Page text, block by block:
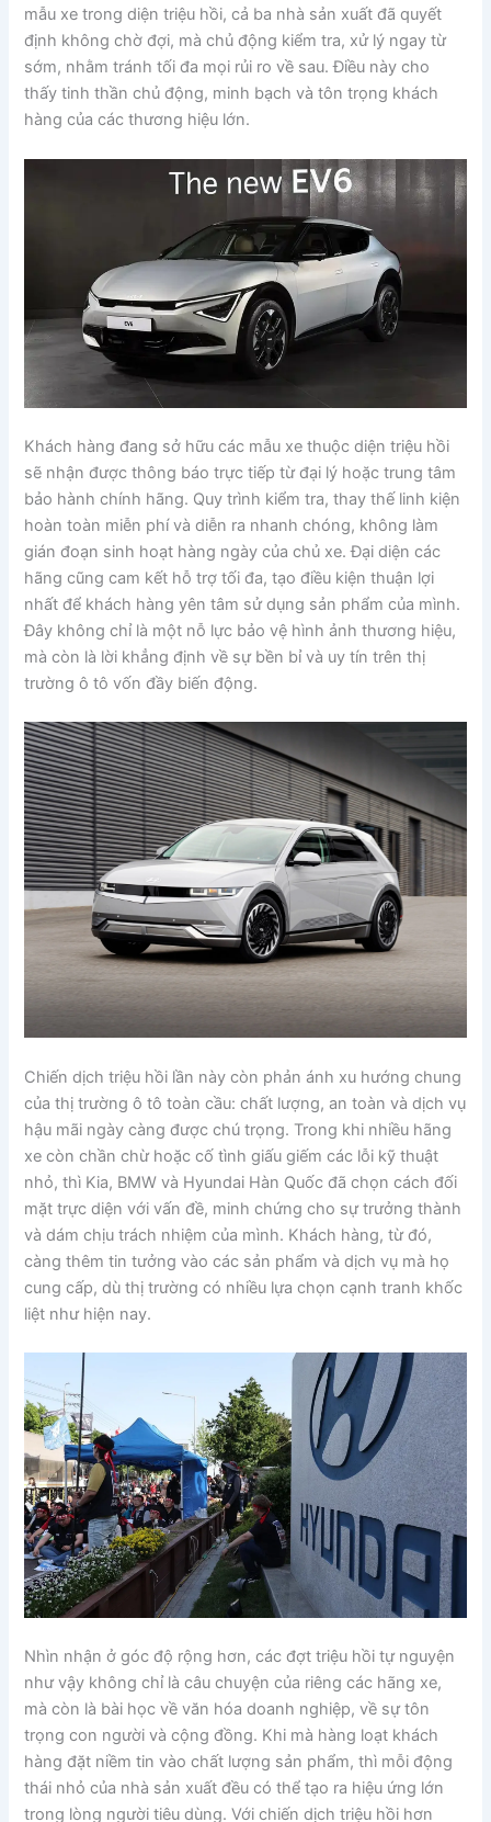
mẫu xe trong diện triệu hồi, cả ba nhà sản xuất đã quyết
định không chờ đợi, mà chủ động kiểm tra, xử lý ngay từ
sớm, nhằm tránh tối đa mọi rủi ro về sau. Điều này cho
thấy tinh thần chủ động, minh bạch và tôn trọng khách
hàng của các thương hiệu lớn.
Khách hàng đang sở hữu các mẫu xe thuộc diện triệu hồi
sẽ nhận được thông báo trực tiếp từ đại lý hoặc trung tâm
bảo hành chính hãng. Quy trình kiểm tra, thay thế linh kiện
hoàn toàn miễn phí và diễn ra nhanh chóng, không làm
gián đoạn sinh hoạt hàng ngày của chủ xe. Đại diện các
hãng cũng cam kết hỗ trợ tối đa, tạo điều kiện thuận lợi
nhất để khách hàng yên tâm sử dụng sản phẩm của mình.
Đây không chỉ là một nỗ lực bảo vệ hình ảnh thương hiệu,
mà còn là lời khẳng định về sự bền bỉ và uy tín trên thị
trường ô tô vốn đầy biến động.
Chiến dịch triệu hồi lần này còn phản ánh xu hướng chung
của thị trường ô tô toàn cầu: chất lượng, an toàn và dịch vụ
hậu mãi ngày càng được chú trọng. Trong khi nhiều hãng
xe còn chần chừ hoặc cố tình giấu giếm các lỗi kỹ thuật
nhỏ, thì Kia, BMW và Hyundai Hàn Quốc đã chọn cách đối
mặt trực diện với vấn đề, minh chứng cho sự trưởng thành
và dám chịu trách nhiệm của mình. Khách hàng, từ đó,
càng thêm tin tưởng vào các sản phẩm và dịch vụ mà họ
cung cấp, dù thị trường có nhiều lựa chọn cạnh tranh khốc
liệt như hiện nay.
Nhìn nhận ở góc độ rộng hơn, các đợt triệu hồi tự nguyện
như vậy không chỉ là câu chuyện của riêng các hãng xe,
mà còn là bài học về văn hóa doanh nghiệp, về sự tôn
trọng con người và cộng đồng. Khi mà hàng loạt khách
hàng đặt niềm tin vào chất lượng sản phẩm, thì mỗi động
thái nhỏ của nhà sản xuất đều có thể tạo ra hiệu ứng lớn
trong lòng người tiêu dùng. Với chiến dịch triệu hồi hơn